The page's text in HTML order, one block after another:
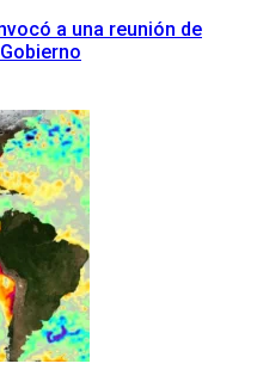
a una reunión de